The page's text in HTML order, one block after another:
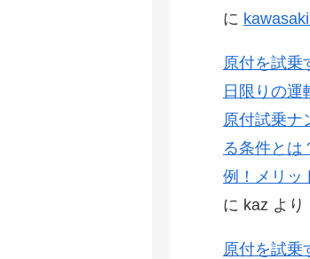
に
原付を試乗
日限りの運
原付試乗ナ
る条件とは
例！メリッ
に kaz より
原付を試乗